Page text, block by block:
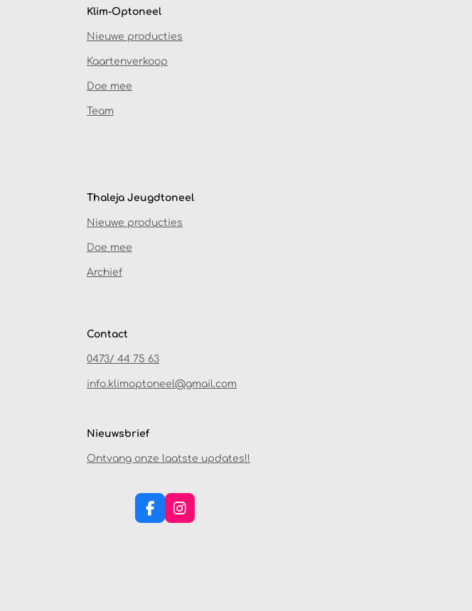
Klim-Optoneel
Nieuwe producties
Kaartenverkoop
Doe mee
Team
Thaleja Jeugdtoneel
Nieuwe producties
Doe mee
Archief
Contact
0473/ 44 75 63
info.klimoptoneel@gmail.com
Nieuwsbrief
Ontvang onze laatste updates!!
F
A
I
N